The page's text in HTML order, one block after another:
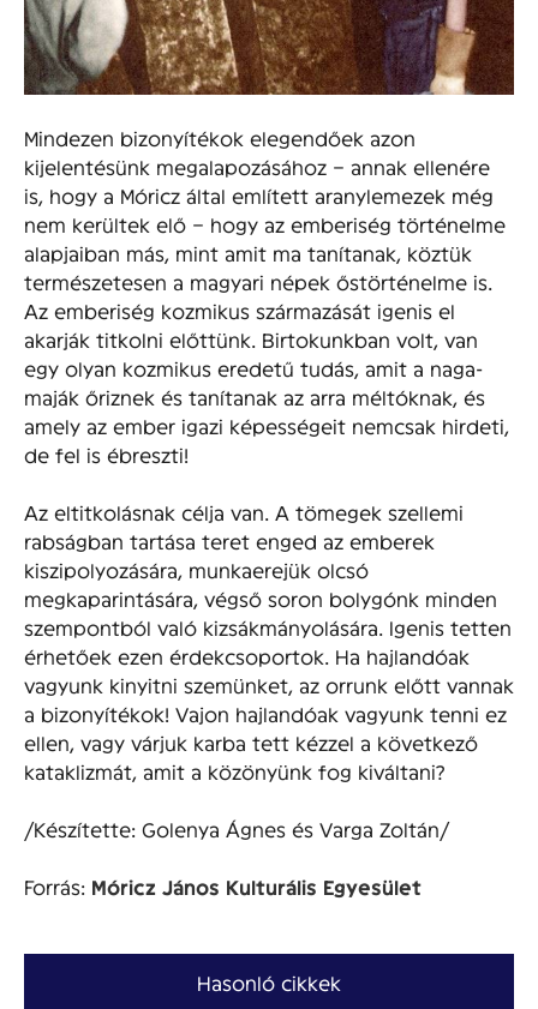
Mindezen bizonyítékok elegendőek azon
kijelentésünk megalapozásához – annak ellenére
is, hogy a Móricz által említett aranylemezek még
nem kerültek elő – hogy az emberiség történelme
alapjaiban más, mint amit ma tanítanak, köztük
természetesen a magyari népek őstörténelme is.
Az emberiség kozmikus származását igenis el
akarják titkolni előttünk. Birtokunkban volt, van
egy olyan kozmikus eredetű tudás, amit a naga-
maják őriznek és tanítanak az arra méltóknak, és
amely az ember igazi képességeit nemcsak hirdeti,
de fel is ébreszti!
Az eltitkolásnak célja van. A tömegek szellemi
rabságban tartása teret enged az emberek
kiszipolyozására, munkaerejük olcsó
megkaparintására, végső soron bolygónk minden
szempontból való kizsákmányolására. Igenis tetten
érhetőek ezen érdekcsoportok. Ha hajlandóak
vagyunk kinyitni szemünket, az orrunk előtt vannak
a bizonyítékok! Vajon hajlandóak vagyunk tenni ez
ellen, vagy várjuk karba tett kézzel a következő
kataklizmát, amit a közönyünk fog kiváltani?
/Készítette: Golenya Ágnes és Varga Zoltán/
Forrás: Móricz János Kulturális Egyesület
Hasonló cikkek